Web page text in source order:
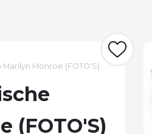
Monroe (FOTO'S)
(FOTO'S)